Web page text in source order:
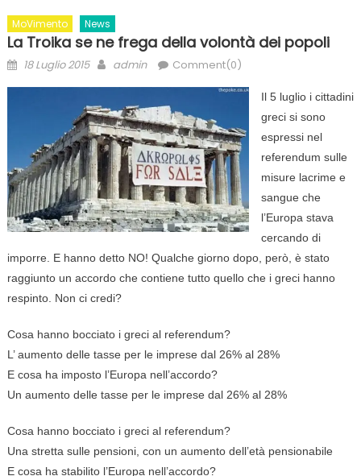
MoVimento News
La Troika se ne frega della volontà dei popoli
Posted
18 Luglio 2015 Author
admin Comment(0)
Il 5 luglio i cittadini
greci si sono
espressi nel
referendum sulle
misure lacrime e
sangue che
l’Europa stava
cercando di
imporre. E hanno detto NO! Qualche giorno dopo, però, è stato
raggiunto un accordo che contiene tutto quello che i greci hanno
respinto. Non ci credi?
Cosa hanno bocciato i greci al referendum?
L’ aumento delle tasse per le imprese dal 26% al 28%
E cosa ha imposto l’Europa nell’accordo?
Un aumento delle tasse per le imprese dal 26% al 28%
Cosa hanno bocciato i greci al referendum?
Una stretta sulle pensioni, con un aumento dell’età pensionabile
E cosa ha stabilito l’Europa nell’accordo?